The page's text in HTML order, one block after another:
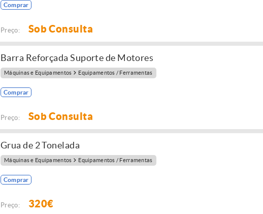
Comprar
Preço: Sob Consulta
Barra Reforçada Suporte de Motores
Máquinas e Equipamentos Equipamentos / Ferramentas
Comprar
Preço: Sob Consulta
Grua de 2 Tonelada
Máquinas e Equipamentos Equipamentos / Ferramentas
Comprar
Preço: 320€